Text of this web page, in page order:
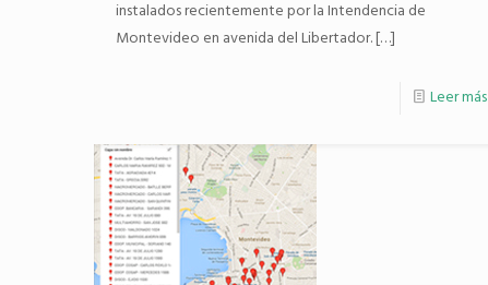
instalados recientemente por la Intendencia de
Montevideo en avenida del Libertador.[…]
Leer más